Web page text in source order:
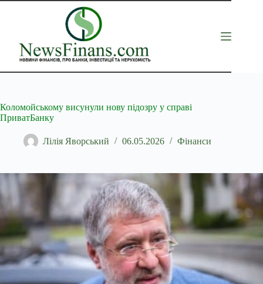
Перейти
Коломойському висунули нову підозру у справі
ПриватБанку
Лілія Яворський 06.05.2026 Фінанси